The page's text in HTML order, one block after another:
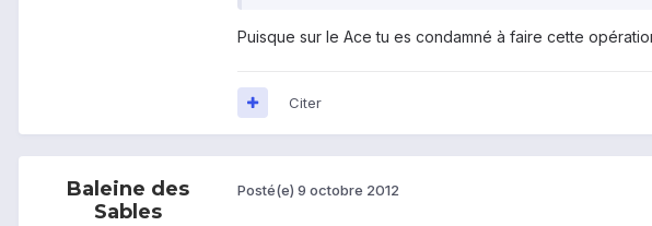
Puisque sur le Ace tu es condamné à faire cette
Citer
Baleine des
Sables
Posté(e) 9 octobre 2012